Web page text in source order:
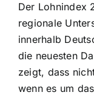
Der Lohnindex
regionale
innerhalb
die neuesten
zeigt, dass
wenn es um